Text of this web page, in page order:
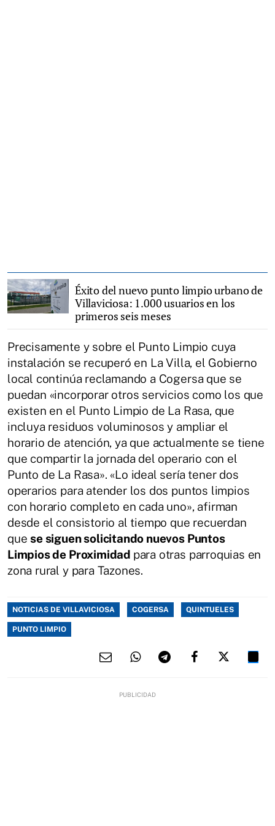
Éxito del nuevo punto limpio urbano de
Villaviciosa: 1.000 usuarios en los
primeros seis meses
Precisamente y sobre el Punto Limpio cuya
instalación se recuperó en La Villa, el Gobierno
local continúa reclamando a Cogersa que se
puedan «incorporar otros servicios como los que
existen en el Punto Limpio de La Rasa, que
incluya residuos voluminosos y ampliar el
horario de atención, ya que actualmente se tiene
que compartir la jornada del operario con el
Punto de La Rasa». «Lo ideal sería tener dos
operarios para atender los dos puntos limpios
con horario completo en cada uno», afirman
desde el consistorio al tiempo que recuerdan
quese siguen solicitando nuevos Puntos
Limpios de Proximidad para otras parroquias en
zona rural y para Tazones.
NOTICIAS DE VILLAVICIOSA COGERSA QUINTUELES
PUNTO LIMPIO